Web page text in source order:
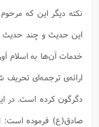
این حدیث و چند حدیث
خدمات آن‌ها به اسلام
ارائه‌ی ترجمه‌ای تحریف
دگرگون کرده است. در
صادق(ع) فرموده است: